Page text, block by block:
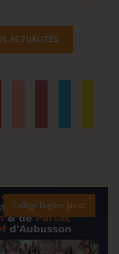
ACTUALITÉS
Collège Eugène Jamot